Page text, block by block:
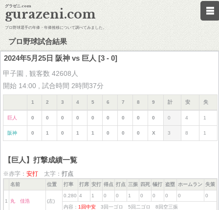
グラゼニ.com
gurazeni.com
プロ野球選手の年俸・年俸推移について調べてみました。
プロ野球試合結果
2024年5月25日 阪神 vs 巨人 [3 - 0]
甲子園 , 観客数 42608人
開始 14:00 , 試合時間 2時間37分
1 2 3 4 5 6 7 8 9 計 安 失
巨人 0 0 0 0 0 0 0 0 0 0 4 1
阪神 0 1 0 1 1 0 0 0 X 3 8 1
【巨人】打撃成績一覧
※赤字： 安打 太字： 打点
名前 位置 打率 打席 安打 得点 打点 三振 四死 犠打 盗塁 ホームラン 失策
1 丸 佳浩 (左)
0.280 4 1 0 0 1 0 0 0 0 0
内容： 1回中安 3回一ゴロ 5回二ゴロ 8回空三振